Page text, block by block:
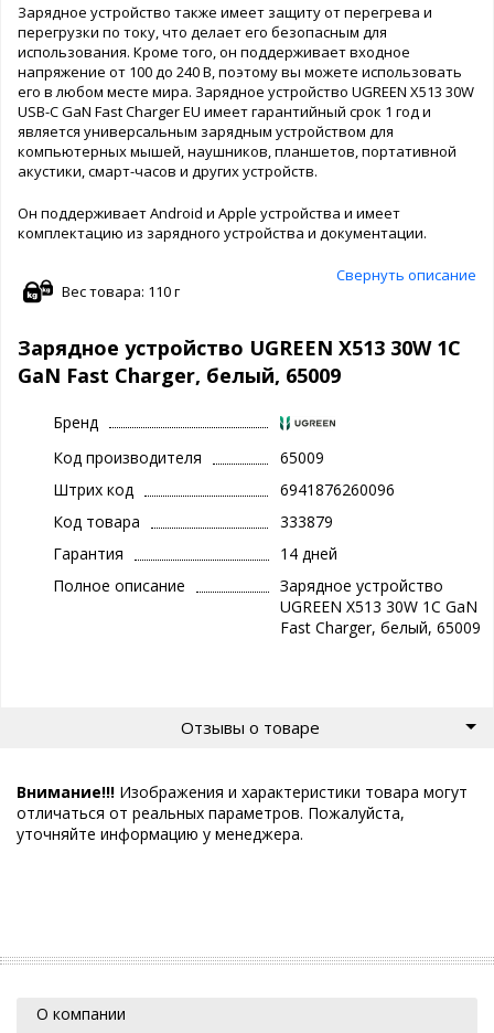
Зарядное устройство также имеет защиту от перегрева и
перегрузки по току, что делает его безопасным для
использования. Кроме того, он поддерживает входное
напряжение от 100 до 240 В, поэтому вы можете использовать
его в любом месте мира. Зарядное устройство UGREEN X513 30W
USB-C GaN Fast Charger EU имеет гарантийный срок 1 год и
является универсальным зарядным устройством для
компьютерных мышей, наушников, планшетов, портативной
акустики, смарт-часов и других устройств.
Он поддерживает Android и Apple устройства и имеет
комплектацию из зарядного устройства и документации.
Свернуть описание
Вес товара: 110 г
Зарядное устройство UGREEN X513 30W 1C
GaN Fast Charger, белый, 65009
Бренд
Код производителя
65009
Штрих код
6941876260096
Код товара
333879
Гарантия
14 дней
Полное описание
Зарядное устройство
UGREEN X513 30W 1C GaN
Fast Charger, белый, 65009
Отзывы о товаре
Внимание!!! Изображения и характеристики товара могут
отличаться от реальных параметров. Пожалуйста,
уточняйте информацию у менеджера.
О компании